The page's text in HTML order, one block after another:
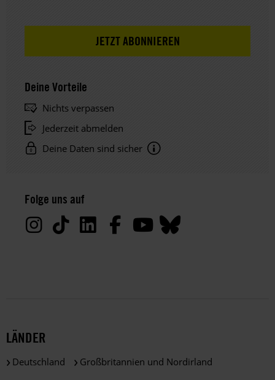
Deine Vorteile
Nichts verpassen
Jederzeit abmelden
Deine Daten sind sicher
Daten
werden
gesetzlichen
Folge uns auf
LÄNDER
Deutschland Großbritannien und Nordirland